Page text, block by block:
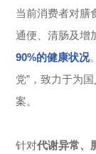
当前消费者对膳
通便、清肠及增
90%的健康状况
党”，致力于为
案。
针对代谢异常、